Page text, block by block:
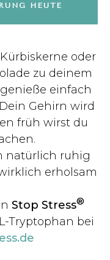
HEUTE
oder
zu deinem
einfach
Gehirn wird
früh wirst du
natürlich ruhig
erholsam
Stop Stress®
Tryptophan bei